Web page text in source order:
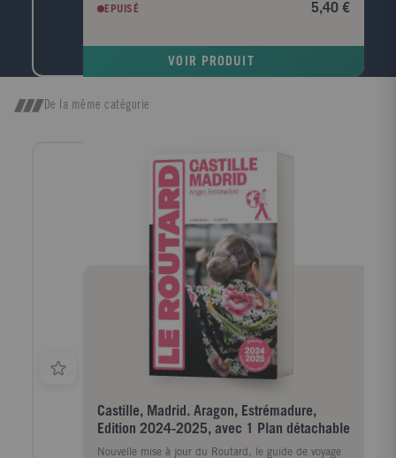
EPUISÉ 5,40 €
VOIR PRODUIT
De la même catégorie
Castille, Madrid. Aragon, Estrémadure,
Edition 2024-2025, avec 1 Plan détachable
Nouvelle mise à jour du Routard, le guide de voyage